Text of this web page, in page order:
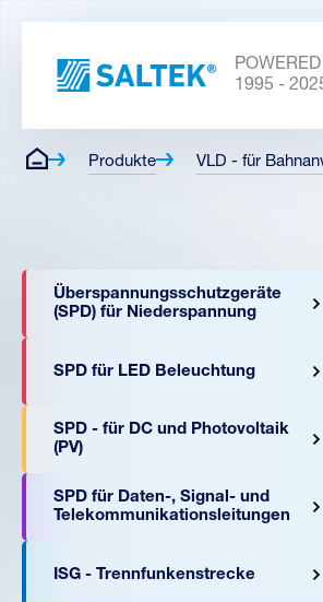
1995 -
Produkte VLD - für
Überspannungsschutzgeräte
(SPD) für Niederspannung
SPD für LED Beleuchtung
SPD - für DC und Photovoltaik
(PV)
SPD für Daten-, Signal- und
Telekommunikationsleitungen
ISG - Trennfunkenstrecke